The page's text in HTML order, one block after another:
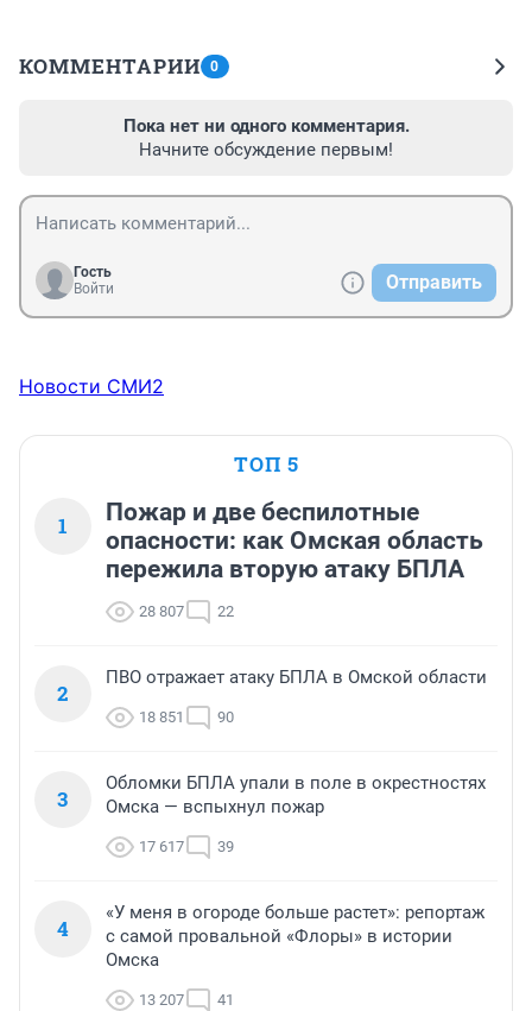
КОММЕНТАРИИ 0
Пока нет ни одного комментария.
Начните обсуждение первым!
Гость
Войти
Отправить
Новости СМИ2
ТОП 5
1
Пожар и две беспилотные
опасности: как Омская область
пережила вторую атаку БПЛА
28 807 22
2
ПВО отражает атаку БПЛА в Омской области
18 851 90
3
Обломки БПЛА упали в поле в окрестностях
Омска — вспыхнул пожар
17 617 39
4
«У меня в огороде больше растет»: репортаж
с самой провальной «Флоры» в истории
Омска
13 207 41